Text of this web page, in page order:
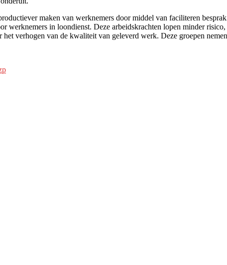
maken van werknemers door middel van faciliteren
in loondienst. Deze arbeidskrachten lopen minder
verhogen van de kwaliteit van geleverd werk. Deze groepen